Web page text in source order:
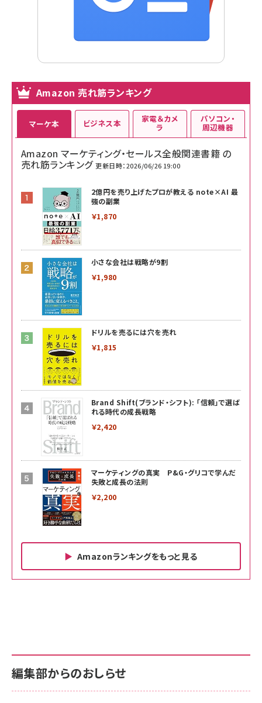
Amazon 売れ筋ランキング
マーケ本
Amazon マーケティング・セールス全般関連書籍 の
売れ筋ランキング 更新日時：2026/06/26 19:00
2億円を売り上げたプロが教える note×AI 最
強の副業
￥1,870
小さな会社は戦略が9割
￥1,980
ドリルを売るには穴を売れ
￥1,815
Brand Shift(ブランド・シフト): 「信頼」で選ば
れる時代の成長戦略
￥2,420
マーケティングの真実 P&G・グリコで学んだ
失敗と成長の法則
￥2,200
Amazonランキングをもっと見る
ビジネス本
￥880
anan(アンアン)2026/06/24号 No.2500増刊
スペシャルエディション[王道エンタメの矜持／
家電＆カメ
ラ
内サポート正規品 メーカー保証5年
KLMEA128G
NIMASO ガラスフィルム iPhone 17 用 保護フィ
パソコン・
周辺機器
内サポート正規品 メーカー保証5年
KLMEA128G
Amazon eギフトカード - Amazonロゴ - クラ
編集部からのおしらせ